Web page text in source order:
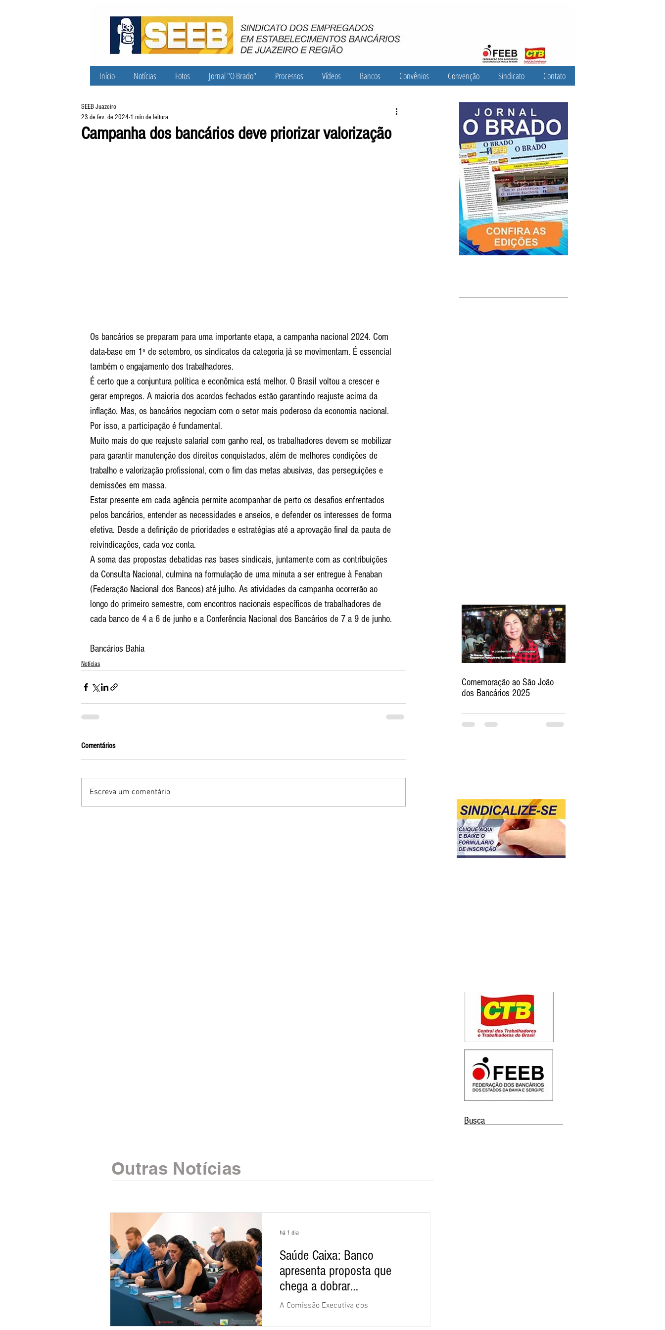
Início Notícias Fotos Jornal "O Brado" Processos Vídeos Bancos Convênios Convenção Sindicato Contato
Campanha dos bancários deve priorizar valorização
SEEB Juazeiro
23 de fev. de 2024 1 min de leitura
Os bancários se preparam para uma importante etapa, a campanha nacional 2024. Com
data-base em 1º de setembro, os sindicatos da categoria já se movimentam. É essencial
também o engajamento dos trabalhadores.
É certo que a conjuntura política e econômica está melhor. O Brasil voltou a crescer e
gerar empregos. A maioria dos acordos fechados estão garantindo reajuste acima da
inflação. Mas, os bancários negociam com o setor mais poderoso da economia nacional.
Por isso, a participação é fundamental.
Muito mais do que reajuste salarial com ganho real, os trabalhadores devem se mobilizar
para garantir manutenção dos direitos conquistados, além de melhores condições de
trabalho e valorização profissional, com o fim das metas abusivas, das perseguições e
demissões em massa.
Estar presente em cada agência permite acompanhar de perto os desafios enfrentados
pelos bancários, entender as necessidades e anseios, e defender os interesses de forma
efetiva. Desde a definição de prioridades e estratégias até a aprovação final da pauta de
reivindicações, cada voz conta.
A soma das propostas debatidas nas bases sindicais, juntamente com as contribuições
da Consulta Nacional, culmina na formulação de uma minuta a ser entregue à Fenaban
(Federação Nacional dos Bancos) até julho. As atividades da campanha ocorrerão ao
longo do primeiro semestre, com encontros nacionais específicos de trabalhadores de
cada banco de 4 a 6 de junho e a Conferência Nacional dos Bancários de 7 a 9 de junho.
Bancários Bahia
Notícias
Comentários
Escreva um comentário
Comemoração ao São João
dos Bancários 2025
Busca
Outras Notícias
Saúde Caixa: Banco
apresenta proposta que
chega a dobrar
mensalidade
A Comissão Executiva dos
há 1 dia